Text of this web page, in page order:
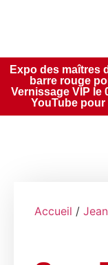
Expo des maîtres
barre rouge
Vernissage VIP le
YouTube
Accueil /